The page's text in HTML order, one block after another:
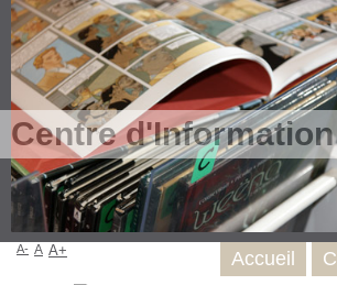
Centre
Accueil
A- A A+